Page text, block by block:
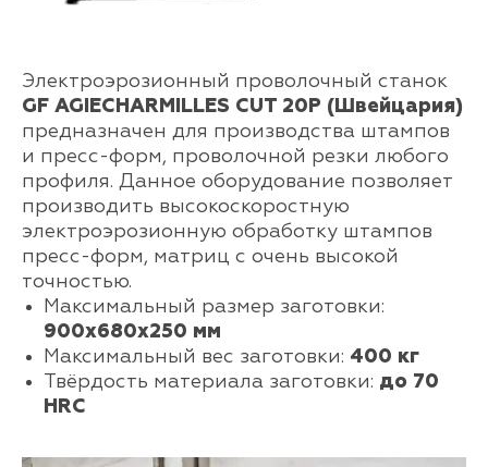
Электроэрозионный проволочный станок
GF AGIECHARMILLES CUT 20P (Швейцария)
предназначен для производства штампов
и пресс-форм, проволочной резки любого
профиля. Данное оборудование позволяет
производить высокоскоростную
электроэрозионную обработку штампов
пресс-форм, матриц с очень высокой
точностью.
Максимальный размер заготовки:
900х680х250 мм
Максимальный вес заготовки: 400 кг
Твёрдость материала заготовки: до 70
HRC